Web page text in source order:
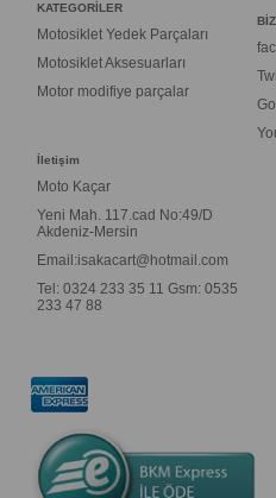
KATEGORİLER
Motosiklet Yedek Parçaları
Motosiklet Aksesuarları
Motor modifiye parçalar
İletişim
Moto Kaçar
Yeni Mah. 117.cad No:49/D
Akdeniz-Mersin
Email:isakacart@hotmail.com
Tel: 0324 233 35 11 Gsm: 0535
233 47 88